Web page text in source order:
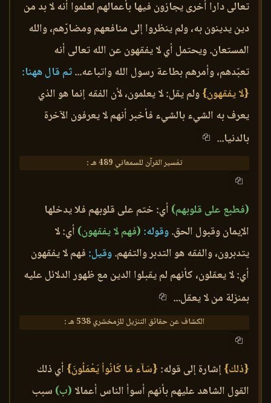
تعالى دارا أخرى يجازون فيها بأعمالهم لعلموا أنه لا بد من
دين يدينون به، ولم ينظروا إلى منافعهم ومضارّهم، والله
المستعان. ويحتمل أي لا يفقهون عن الله تعالى أنه
تعبّدهم، وأمرهم بطاعة رسول الله واتباعه...ثم قال ههنا:
{لا يفقهون}ولم يقل: لا يعلمون، لأن الفقه إنما هو الذي
يعرف به الشيء بالشيء فأخبر أنهم لا يعرفون الآخرة
بالدنيا...
تفسير القرآن للسمعاني 489 هـ :
(فطبع على قلوبهم) أي: ختم على قلوبهم فلا يدخلها
الإيمان وقبول الحق.وقوله: (فهم لا يفقهون) أي: لا
يتدبرون، والفقه هو التدبر والتفهم.وقيل: فهم لا يفقهون
أي: لا يعقلون، كأنهم لم يقبلوا الدين مع ظهور الدلائل عليه
بمنزلة من لا يعقل...
الكشاف عن حقائق التنزيل للزمخشري 538 هـ :
{ذلك}إشارة إلى قوله: {سَآء مَا كَانُواْ يَعْمَلُونَ} أي ذلك
القول الشاهد عليهم بأنهم أسوأ الناس أعمالا (ب) سبب